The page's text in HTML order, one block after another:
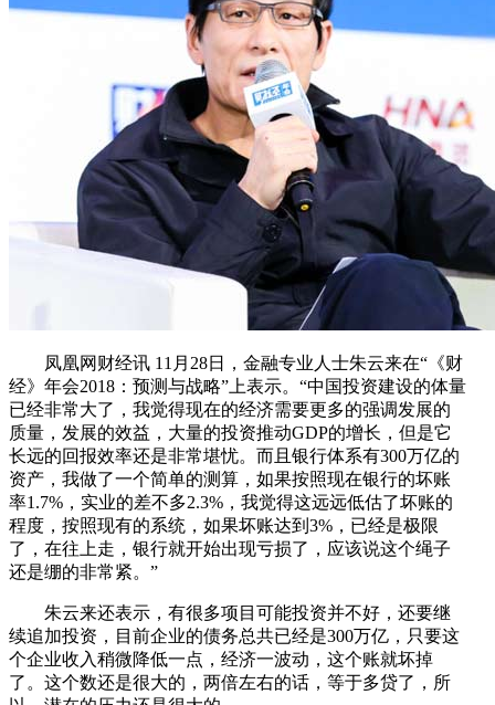
凤凰网财经讯 11月28日，金融专业人士朱云来在“《财
经》年会2018：预测与战略”上表示。“中国投资建设的体量
已经非常大了，我觉得现在的经济需要更多的强调发展的
质量，发展的效益，大量的投资推动GDP的增长，但是它
长远的回报效率还是非常堪忧。而且银行体系有300万亿的
资产，我做了一个简单的测算，如果按照现在银行的坏账
率1.7%，实业的差不多2.3%，我觉得这远远低估了坏账的
程度，按照现有的系统，如果坏账达到3%，已经是极限
了，在往上走，银行就开始出现亏损了，应该说这个绳子
还是绷的非常紧。”
朱云来还表示，有很多项目可能投资并不好，还要继
续追加投资，目前企业的债务总共已经是300万亿，只要这
个企业收入稍微降低一点，经济一波动，这个账就坏掉
了。这个数还是很大的，两倍左右的话，等于多贷了，所